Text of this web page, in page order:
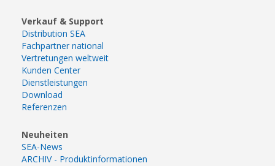
Verkauf & Support
Distribution SEA
Fachpartner national
Vertretungen weltweit
Kunden Center
Dienstleistungen
Download
Referenzen
Neuheiten
SEA-News
ARCHIV - Produktinformationen